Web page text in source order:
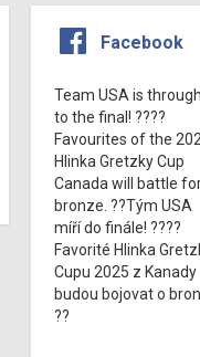
Facebook
Team USA is through
to the final! ????
Favourites of the
Hlinka Gretzky Cup
Canada will battle
bronze. ??Tým USA
míří do finále! ????
Favorité Hlinka
Cupu 2025 z Kanady
budou bojovat o
??